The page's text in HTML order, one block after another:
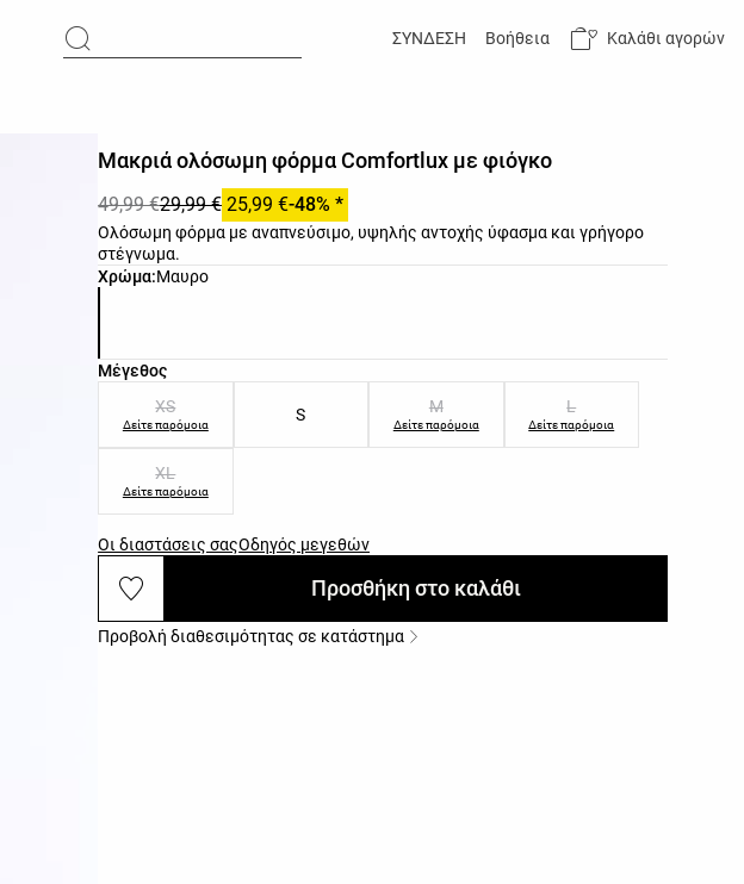
ΣΥΝΔΕΣΗ Βοήθεια Καλάθι αγορών
Χρώμα:Μαυρο
Λίστα χρωμάτων προϊόντος
Μακριά ολόσωμη φόρμα Comfortlux με φιόγκο
49,99 €29,99 € 25,99 €-48% *
Ολόσωμη φόρμα με αναπνεύσιμο, υψηλής αντοχής ύφασμα και γρήγορο
στέγνωμα.
Μέγεθος
Λίστα μεγεθών προϊόντος
XS
Δείτε παρόμοια
S M
Δείτε παρόμοια
L
Δείτε παρόμοια
XL
Δείτε παρόμοια
Οι διαστάσεις σαςΟδηγός μεγεθών
Προσθήκη στο καλάθι
Προβολή διαθεσιμότητας σε κατάστημα